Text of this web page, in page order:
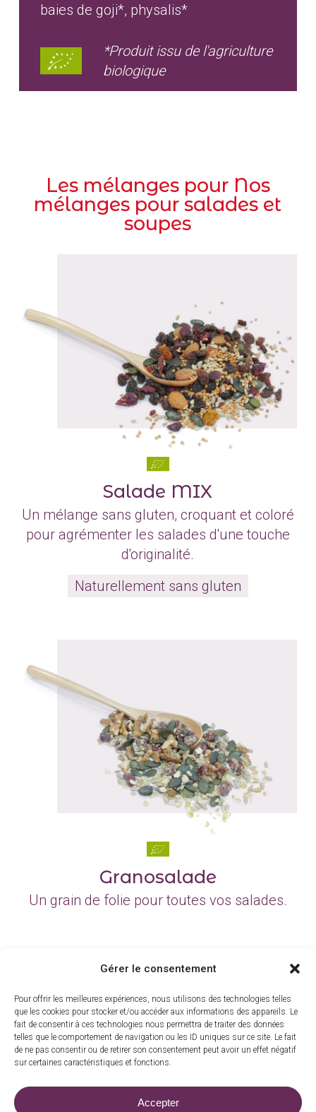
Gérer le consentement
Pour offrir les meilleures expériences, nous utilisons des technologies telles
que les cookies pour stocker et/ou accéder aux informations des appareils. Le
fait de consentir à ces technologies nous permettra de traiter des données
telles que le comportement de navigation ou les ID uniques sur ce site. Le fait
de ne pas consentir ou de retirer son consentement peut avoir un effet négatif
sur certaines caractéristiques et fonctions.
Accepter
baies de goji*, physalis*
*Produit issu de l'agriculture
biologique
Les mélanges pour Nos
mélanges pour salades et
soupes
Salade MIX
Un mélange sans gluten, croquant et coloré
pour agrémenter les salades d'une touche
d'originalité.
Naturellement sans gluten
Granosalade
Un grain de folie pour toutes vos salades.
Toute la gamme
La barrade, 15210 Madic